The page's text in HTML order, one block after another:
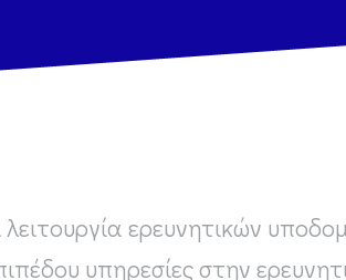
ερευνητικών
υπηρεσίες στην